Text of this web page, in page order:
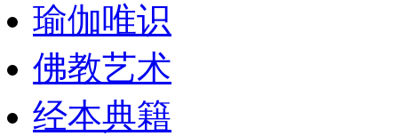
瑜伽唯识
佛教艺术
经本典籍